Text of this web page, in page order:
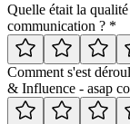
Quelle était la
communication ? *
Comment s'est
& Influence - asap